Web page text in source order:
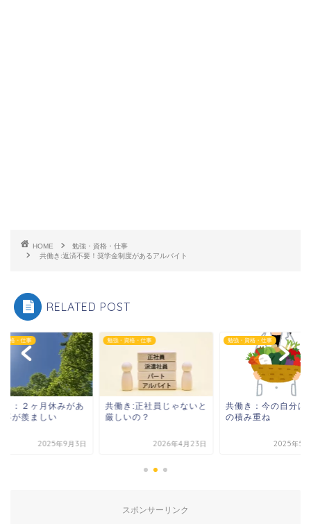
HOME
勉強・資格・仕事
共働き:返済不要！奨学金制度があるアルバイト
RELATED POST
資格・仕事
き：２ヶ月休みがあ
事が羨ましい
2025年9月3日
勉強・資格・仕事
共働き:正社員じゃないと
厳しいの？
2026年4月23日
勉強・資格・仕事
共働き：今の自分は
の積み重ね
2025年5
スポンサーリンク